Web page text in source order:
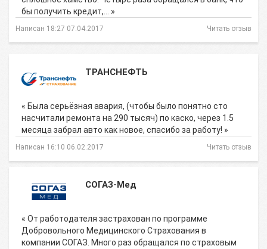
бы получить кредит,… »
Написан 18:27 07.04.2017 Читать отзыв
ТРАНСНЕФТЬ
« Была серьёзная авария, (чтобы было понятно сто
насчитали ремонта на 290 тысяч) по каско, через 1.5
месяца забрал авто как новое, спасибо за работу! »
Написан 16:10 06.02.2017 Читать отзыв
СОГАЗ-Мед
« От работодателя застрахован по программе
Добровольного Медицинского Страхования в
компании СОГАЗ. Много раз обращался по страховым